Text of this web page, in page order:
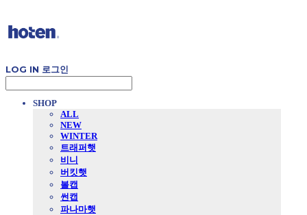
LOG IN 로그인
SHOP
ALL
NEW
WINTER
트래퍼햇
비니
버킷햇
볼캡
썬캡
파나마햇